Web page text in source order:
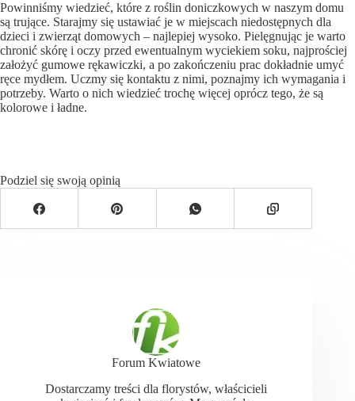
Powinniśmy wiedzieć, które z roślin doniczkowych w naszym domu
są trujące. Starajmy się ustawiać je w miejscach niedostępnych dla
dzieci i zwierząt domowych – najlepiej wysoko. Pielęgnując je warto
chronić skórę i oczy przed ewentualnym wyciekiem soku, najprościej
założyć gumowe rękawiczki, a po zakończeniu prac dokładnie umyć
ręce mydłem. Uczmy się kontaktu z nimi, poznajmy ich wymagania i
potrzeby. Warto o nich wiedzieć trochę więcej oprócz tego, że są
kolorowe i ładne.
Podziel się swoją opinią
Forum Kwiatowe
Dostarczamy treści dla florystów, właścicieli